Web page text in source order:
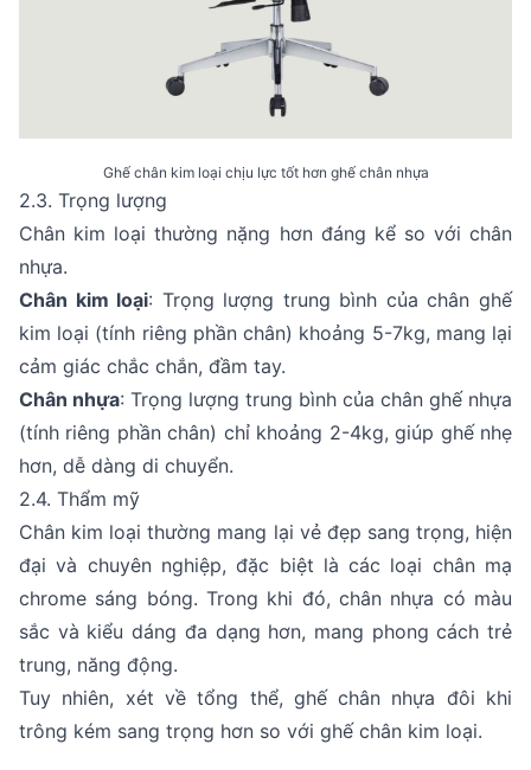
Ghế chân kim loại chịu lực tốt hơn ghế chân nhựa
2.3. Trọng lượng
Chân kim loại thường nặng hơn đáng kể so với chân
nhựa.
Chân kim loại: Trọng lượng trung bình của chân ghế
kim loại (tính riêng phần chân) khoảng 5-7kg, mang lại
cảm giác chắc chắn, đầm tay.
Chân nhựa: Trọng lượng trung bình của chân ghế nhựa
(tính riêng phần chân) chỉ khoảng 2-4kg, giúp ghế nhẹ
hơn, dễ dàng di chuyển.
2.4. Thẩm mỹ
Chân kim loại thường mang lại vẻ đẹp sang trọng, hiện
đại và chuyên nghiệp, đặc biệt là các loại chân mạ
chrome sáng bóng. Trong khi đó, chân nhựa có màu
sắc và kiểu dáng đa dạng hơn, mang phong cách trẻ
trung, năng động.
Tuy nhiên, xét về tổng thể, ghế chân nhựa đôi khi
trông kém sang trọng hơn so với ghế chân kim loại.